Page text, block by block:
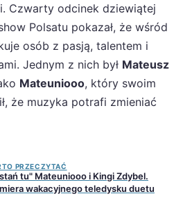
Czwarty odcinek dziewiątej
Polsatu pokazał, że wśród
osób z pasją, talentem i
Jednym z nich był Mateusz
Mateuniooo, który swoim
że muzyka potrafi zmieniać
PRZECZYTAĆ
tu" Mateuniooo i Kingi Zdybel.
wakacyjnego teledysku duetu